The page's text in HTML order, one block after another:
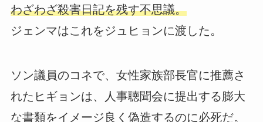
わざわざ殺害日記を残す不思議。
ジェンマはこれをジュヒョンに渡した。
ソン議員のコネで、女性家族部長官に推薦さ
れたヒギョンは、人事聴聞会に提出する膨大
な書類をイメージ良く偽造するのに必死だ。